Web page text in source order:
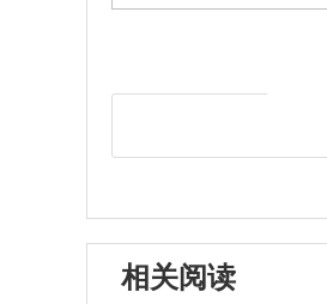
相关阅读